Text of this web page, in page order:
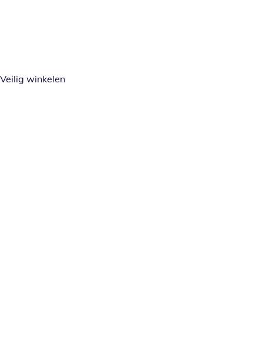
Veilig winkelen